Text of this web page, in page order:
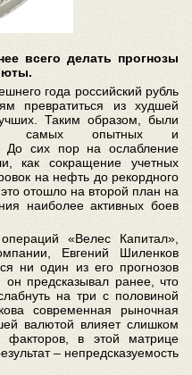
всего делать прогнозы
года российский рубль
превратиться из худшей
Таким образом, были
самых опытных и
До сих пор на ослабление
как сокращение учетных
на нефть до рекордного
отошло на второй план на
наиболее активных боев
«Велес Капитал»,
Евгений Шиленков
ни один из его прогнозов
предсказывал ранее, что
на три с половиной
современная рыночная
валютой влияет слишком
факторов, в этой матрице
– непредсказуемость